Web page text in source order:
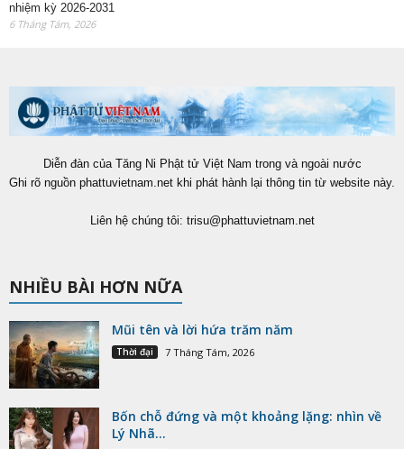
nhiệm kỳ 2026-2031
6 Tháng Tám, 2026
Diễn đàn của Tăng Ni Phật tử Việt Nam trong và ngoài nước
Ghi rõ nguồn phattuvietnam.net khi phát hành lại thông tin từ website này.
Liên hệ chúng tôi: trisu@phattuvietnam.net
NHIỀU BÀI HƠN NỮA
Mũi tên và lời hứa trăm năm
Thời đại 7 Tháng Tám, 2026
Bốn chỗ đứng và một khoảng lặng: nhìn về
Lý Nhã...